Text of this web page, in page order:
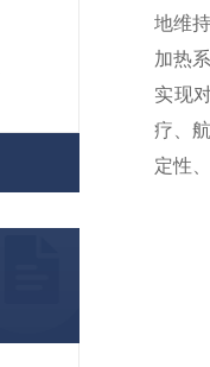
地维
加热
实现
疗、
定性